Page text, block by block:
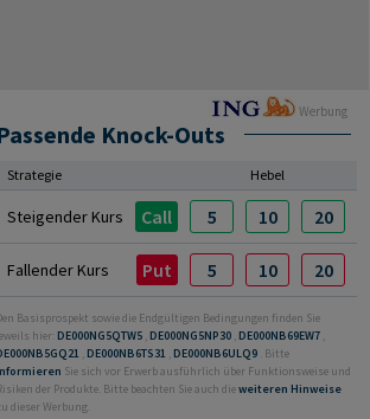
Werbung
Knock-Outs
Strategie Hebel
Steigender Kurs Call 5 10 20
Fallender Kurs Put 5 10 20
Basisprospekt sowie die Endgültigen Bedingungen finden Sie
hier: DE000NG5QTW5 ,DE000NG5NP30 ,DE000NB69EW7 ,
,DE000NB6TS31 ,DE000NB6ULQ9 . Bitte
Sie sich vor Erwerb ausführlich über Funktionsweise und
der Produkte. Bitte beachten Sie auch dieweiteren Hinweise
dieser Werbung.